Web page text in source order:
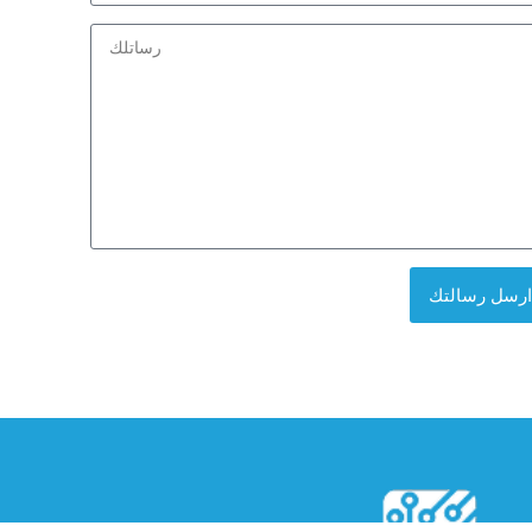
Arabia
+966
ارسل رسالتك